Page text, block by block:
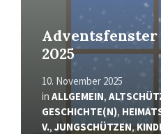
2025
10. November 2025
in ALLGEMEIN,
GESCHICHTE(N),
V., JUNGSCHÜTZEN,